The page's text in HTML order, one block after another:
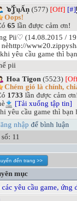
๖ۣۜȚųẤņ (577) [Off] [#]
Oops!
65 lần được cảm ơn!
Pii♡ (14.08.2015 /
nèhttp://
yêu cầu game thì
pii
Hoa Tigon (5523)
Chém gió là chính,
1733 lần được cảm
[Tải xuống tập tin]
yêu cầu game thì
nhập để bình luận
11
mục
yêu cầu game, ứng